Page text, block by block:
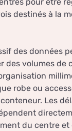
destinés à la
des données
des volumes de
robe ou
Les
du centre et